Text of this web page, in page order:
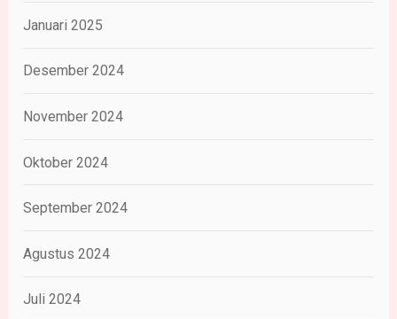
Januari 2025
Desember 2024
November 2024
Oktober 2024
September 2024
Agustus 2024
Juli 2024